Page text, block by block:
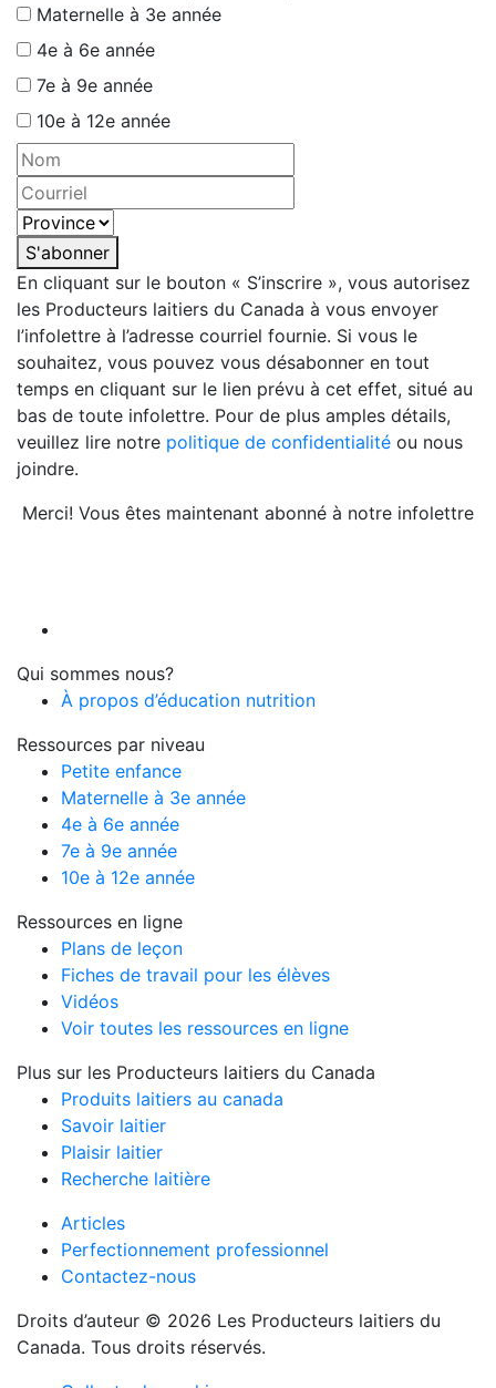
Maternelle à 3e année
4e à 6e année
7e à 9e année
10e à 12e année
S'abonner
En cliquant sur le bouton « S’inscrire », vous autorisez
les Producteurs laitiers du Canada à vous envoyer
l’infolettre à l’adresse courriel fournie. Si vous le
souhaitez, vous pouvez vous désabonner en tout
temps en cliquant sur le lien prévu à cet effet, situé au
bas de toute infolettre. Pour de plus amples détails,
veuillez lire notre politique de confidentialité ou nous
joindre.
Merci! Vous êtes maintenant abonné à notre infolettre
Qui sommes nous?
À propos d’éducation nutrition
Ressources par niveau
Petite enfance
Maternelle à 3e année
4e à 6e année
7e à 9e année
10e à 12e année
Ressources en ligne
Plans de leçon
Fiches de travail pour les élèves
Vidéos
Voir toutes les ressources en ligne
Plus sur les Producteurs laitiers du Canada
Produits laitiers au canada
Savoir laitier
Plaisir laitier
Recherche laitière
Droits d’auteur © 2026 Les Producteurs laitiers du
Canada. Tous droits réservés.
Articles
Perfectionnement professionnel
Contactez-nous